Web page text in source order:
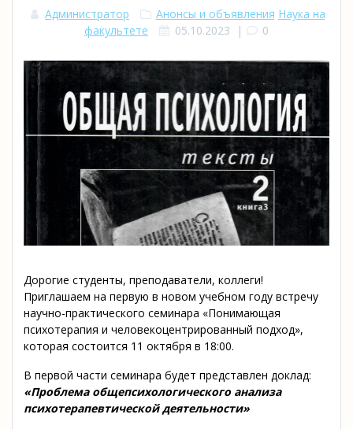
Администратор Анонсы и объявления Наука на
факультете
05.10.2023 | 0
Дорогие студенты, преподаватели, коллеги!
Приглашаем на первую в новом учебном году встречу
научно-практического семинара «Понимающая
психотерапия и человекоцентрированный подход»,
которая состоится 11 октября в 18:00.
В первой части семинара будет представлен доклад:
«Проблема общепсихологического анализа
психотерапевтической деятельности»